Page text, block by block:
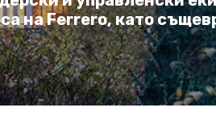
на Ferrero, като